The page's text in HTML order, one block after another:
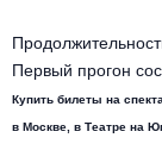
Первый прогон
Купить билеты на
в Москве, в Театре на